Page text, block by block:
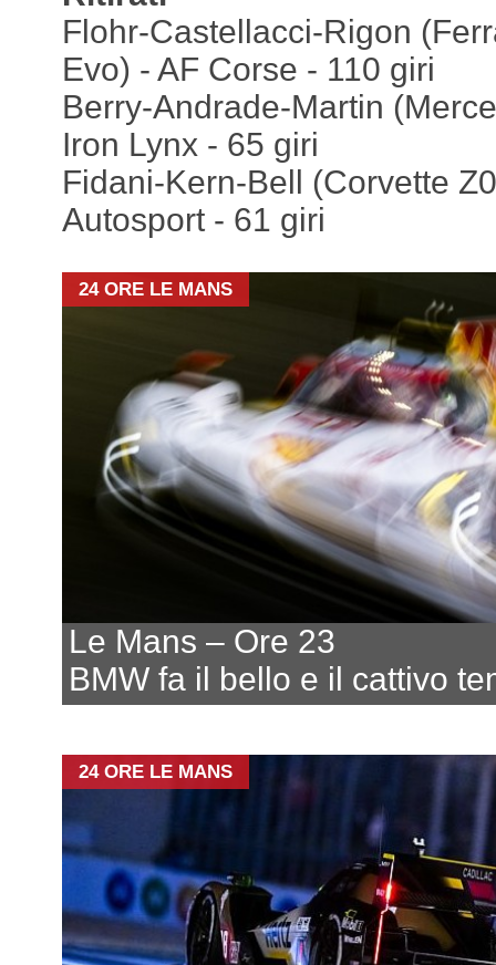
Flohr-Castellacci-Rigon
Evo) - AF Corse - 110 giri
Berry-Andrade-Martin
Iron Lynx - 65 giri
Fidani-Kern-Bell (Corvette
Autosport - 61 giri
24 ORE LE MANS
Le Mans – Ore 23
BMW fa il bello e il cattivo
24 ORE LE MANS